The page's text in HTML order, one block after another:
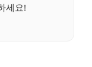
세요!